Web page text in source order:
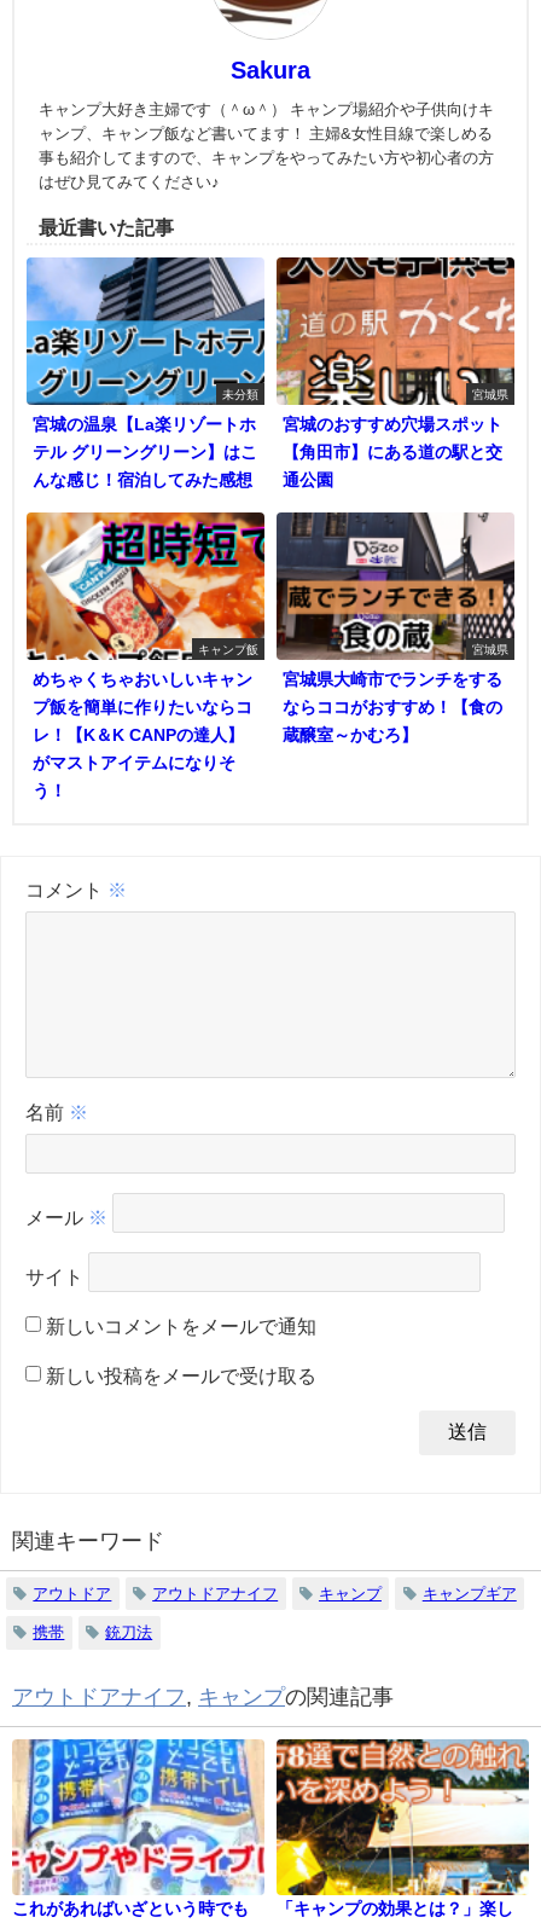
Sakura
キャンプ大好き主婦です（＾ω＾） キャンプ場紹介や子供向けキ
ャンプ、キャンプ飯など書いてます！ 主婦&女性目線で楽しめる
事も紹介してますので、キャンプをやってみたい方や初心者の方
はぜひ見てみてください♪
最近書いた記事
未分類
宮城の温泉【La楽リゾートホ
テル グリーングリーン】はこ
んな感じ！宿泊してみた感想
宮城県
宮城のおすすめ穴場スポット
【角田市】にある道の駅と交
通公園
キャンプ飯
めちゃくちゃおいしいキャン
プ飯を簡単に作りたいならコ
レ！【K＆K CANPの達人】
がマストアイテムになりそ
う！
宮城県
宮城県大崎市でランチをする
ならココがおすすめ！【食の
蔵醸室～かむろ】
コメント ※
名前 ※
メール ※
サイト
新しいコメントをメールで通知
新しい投稿をメールで受け取る
関連キーワード
アウトドア アウトドアナイフ キャンプ キャンプギア
携帯 銃刀法
アウトドアナイフ, キャンプの関連記事
これがあればいざという時でも 「キャンプの効果とは？」楽し